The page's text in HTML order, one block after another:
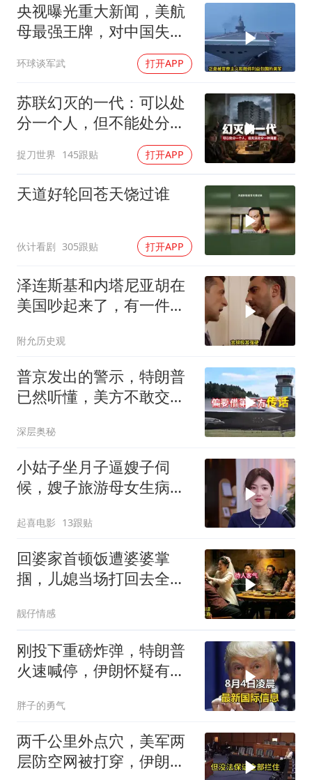
央视曝光重大新闻，美航
母最强王牌，对中国失
效，美军落伍10年？
环球谈军武 打开APP
苏联幻灭的一代：可以处
分一个人，但不能处分一
捉刀世界 145跟贴 打开APP
天道好轮回苍天饶过谁
伙计看剧 305跟贴 打开APP
泽连斯基和内塔尼亚胡在
美国吵起来了，有一件事
附允历史观
普京发出的警示，特朗普
已然听懂，美方不敢交出
深层奥秘
小姑子坐月子逼嫂子伺
候，嫂子旅游母女生病反
起喜电影 13跟贴
回婆家首顿饭遭婆婆掌
掴，儿媳当场打回去全家
靓仔情感
刚投下重磅炸弹，特朗普
火速喊停，伊朗怀疑有
胖子的勇气
两千公里外点穴，美军两
层防空网被打穿，伊朗亮